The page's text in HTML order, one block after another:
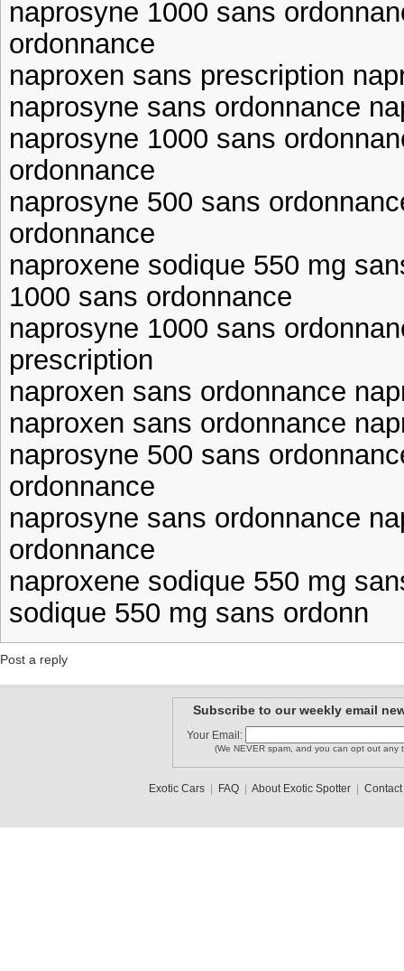
naprosyne 1000 sans
ordonnance
naproxen sans prescription
naprosyne sans ordonnance
naprosyne 1000 sans
ordonnance
naprosyne 500 sans
ordonnance
naproxene sodique 550 mg
1000 sans ordonnance
naprosyne 1000 sans
prescription
naproxen sans ordonnance
naproxen sans ordonnance
naprosyne 500 sans
ordonnance
naprosyne sans ordonnance
ordonnance
naproxene sodique 550 mg
sodique 550 mg sans ordonn
Post a reply
Subscribe to our weekly email
Your Email:
(We NEVER spam, and you can opt out any
Exotic Cars| FAQ| About Exotic Spotter| Contact